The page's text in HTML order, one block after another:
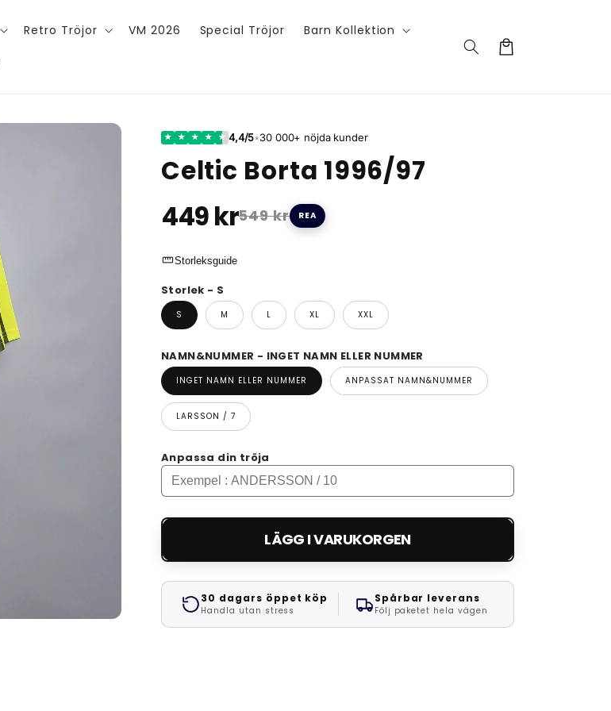
Retro Tröjor VM 2026 Special Tröjor Barn Kollektion
Varukorg
★ ★ ★ ★ ★ 4,4/5•30 000+ nöjda kunder
Celtic Borta 1996/97
449 kr549 kr REA
straightenStorleksguide
Storlek - S
S M L XL XXL
NAMN&NUMMER - INGET NAMN ELLER NUMMER
INGET NAMN ELLER NUMMER ANPASSAT NAMN&NUMMER
LARSSON / 7
Anpassa din tröja
LÄGG I VARUKORGEN
30 dagars öppet köp
Handla utan stress
Spårbar leverans
Följ paketet hela vägen